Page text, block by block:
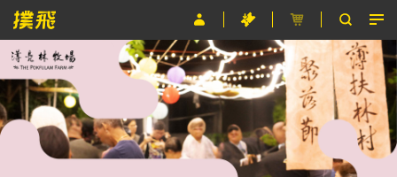
節目
主辦單位
關於撲飛